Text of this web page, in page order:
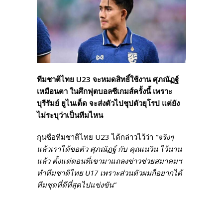
ทีมชาติไทย U23 จะหมดสิทธิ์ใช้งาน ศุภณัฏฐ์
เหมือนตา ในศึกฟุตบอลซีเกมส์ครั้งนี้ เพราะ
บุรีรัมย์ ยูไนเต็ด จะส่งตัวไปชุปตัวยุโรป แต่ยัง
ไม่ระบุว่าเป็นทีมไหน
กุนซือทีมชาติไทย U23 ได้กล่าวไว้ว่า “จริงๆ
แล้วเราได้ขอตัว ศุภณัฏฐ์ กับ คุณเนวิน ไว้นาน
แล้ว ตั้งแต่ตอนที่เขามาแถลงข่าวช่วยสมาคมฯ
ทำทีมชาติไทย U17 เพราะส่วนตัวผมก็อยากได้
ทีมชุดที่ดีที่สุดไปแข่งขัน”